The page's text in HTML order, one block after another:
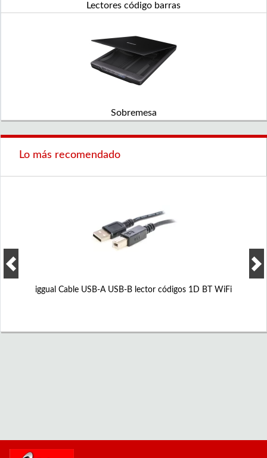
Lectores código barras
Sobremesa
Lo más recomendado
iggual Cable USB-A USB-B lector códigos 1D BT WiFi